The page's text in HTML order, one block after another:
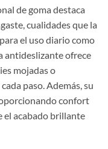
de goma destaca
cualidades que la
el uso diario como
antideslizante ofrece
mojadas o
paso. Además, su
confort
el acabado brillante